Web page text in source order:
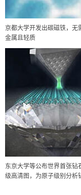
京都大学开发出碳磁铁，无
金属且轻质
东京大学等公布世界首张钻
级高清图，为原子级别分析
科学研究
开发出300亿年仅误差1
基础设施